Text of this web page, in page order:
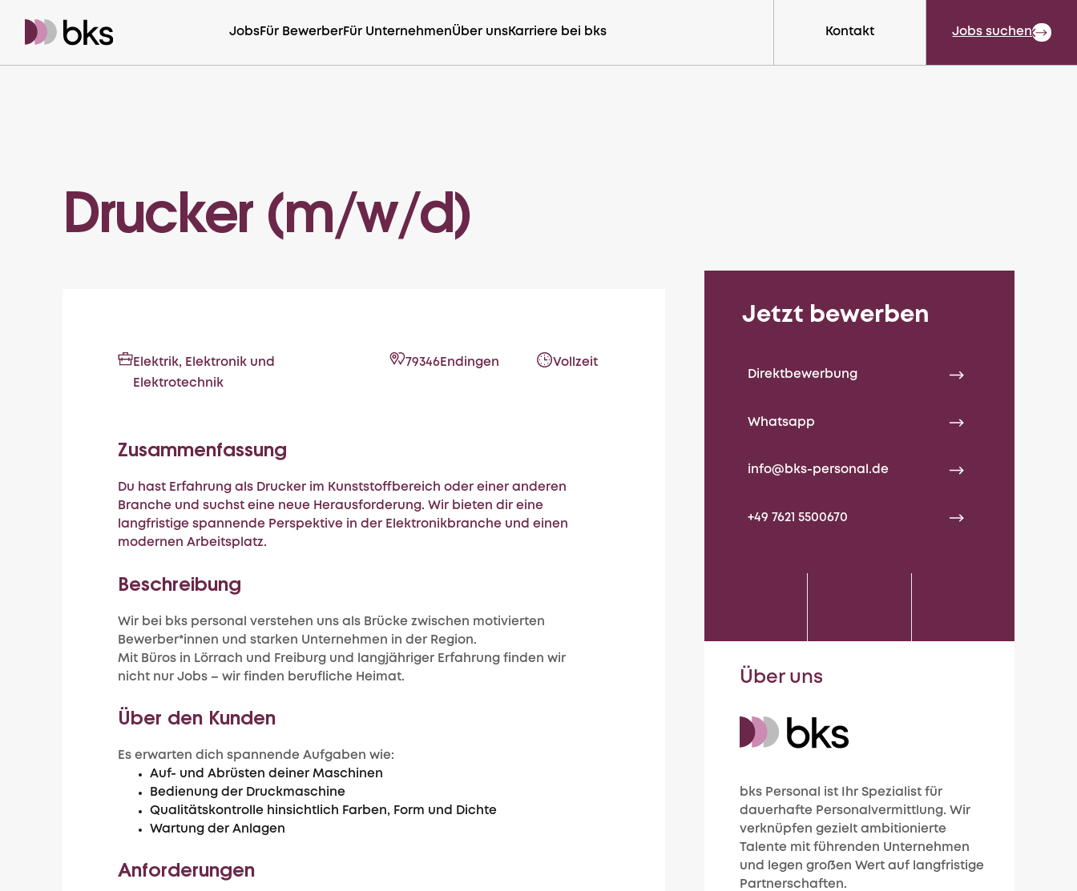
JobsFür BewerberFür UnternehmenÜber unsKarriere bei bks Kontakt CloseJobs suchen
Drucker (m/w/d)
Elektrik, Elektronik und
Elektrotechnik
79346 Endingen Vollzeit
Zusammenfassung
Du hast Erfahrung als Drucker im Kunststoffbereich oder einer anderen
Branche und suchst eine neue Herausforderung. Wir bieten dir eine
langfristige spannende Perspektive in der Elektronikbranche und einen
modernen Arbeitsplatz.
Beschreibung
Wir bei bks personal verstehen uns als Brücke zwischen motivierten
Bewerber*innen und starken Unternehmen in der Region.
Mit Büros in Lörrach und Freiburg und langjähriger Erfahrung finden wir
nicht nur Jobs – wir finden berufliche Heimat.
Über den Kunden
Es erwarten dich spannende Aufgaben wie:
Auf- und Abrüsten deiner Maschinen
Bedienung der Druckmaschine
Qualitätskontrolle hinsichtlich Farben, Form und Dichte
Wartung der Anlagen
Anforderungen
Jetzt bewerben
Direktbewerbung
Whatsapp
info@bks-personal.de
+49 7621 5500670
Über uns
bks Personal ist Ihr Spezialist für
dauerhafte Personalvermittlung. Wir
verknüpfen gezielt ambitionierte
Talente mit führenden Unternehmen
und legen großen Wert auf langfristige
Partnerschaften.